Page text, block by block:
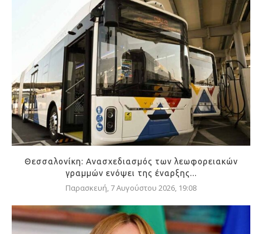
Θεσσαλονίκη: Ανασχεδιασμός των λεωφορειακών
γραμμών ενόψει της έναρξης...
Παρασκευή, 7 Αυγούστου 2026, 19:08